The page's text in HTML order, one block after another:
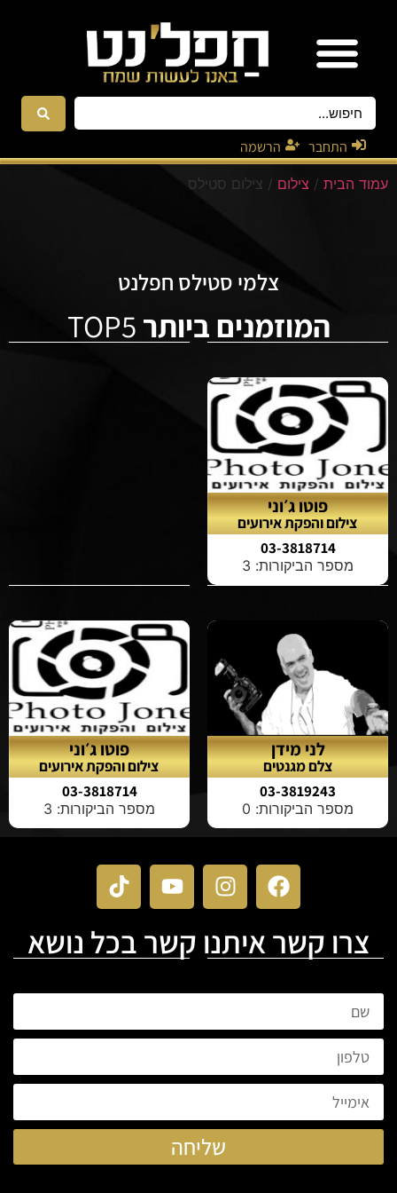
התחבר הרשמה
עמוד הבית / צילום / צילום סטילס
צלמי סטילס חפלנט
המוזמנים ביותר
פוטו ג׳וני
צילום והפקת אירועים
03-3818714
מספר הביקורות: 3
לני מידן
צלם מגנטים
03-3819243
מספר הביקורות: 0
פוטו ג׳וני
צילום והפקת אירועים
03-3818714
מספר הביקורות: 3
צרו קשר איתנו קשר בכל נושא
שליחה